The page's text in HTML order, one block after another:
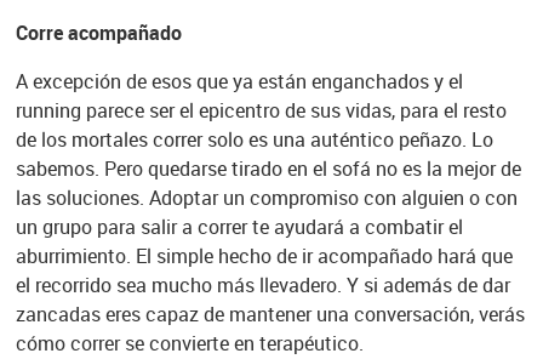
Corre acompañado
A excepción de esos que ya están enganchados y el
running parece ser el epicentro de sus vidas, para el resto
de los mortales correr solo es una auténtico peñazo. Lo
sabemos. Pero quedarse tirado en el sofá no es la mejor de
las soluciones. Adoptar un compromiso con alguien o con
un grupo para salir a correr te ayudará a combatir el
aburrimiento. El simple hecho de ir acompañado hará que
el recorrido sea mucho más llevadero. Y si además de dar
zancadas eres capaz de mantener una conversación, verás
cómo correr se convierte en terapéutico.